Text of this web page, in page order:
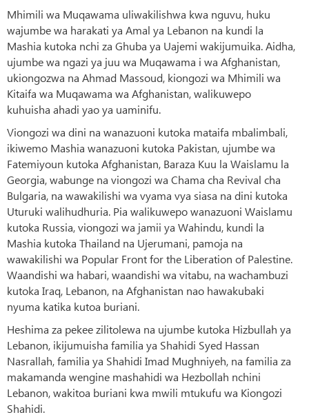
Mhimili wa Muqawama uliwakilishwa kwa nguvu, huku
wajumbe wa harakati ya Amal ya Lebanon na kundi la
Mashia kutoka nchi za Ghuba ya Uajemi wakijumuika. Aidha,
ujumbe wa ngazi ya juu wa Muqawama i wa Afghanistan,
ukiongozwa na Ahmad Massoud, kiongozi wa Mhimili wa
Kitaifa wa Muqawama wa Afghanistan, walikuwepo
kuhuisha ahadi yao ya uaminifu.
Viongozi wa dini na wanazuoni kutoka mataifa mbalimbali,
ikiwemo Mashia wanazuoni kutoka Pakistan, ujumbe wa
Fatemiyoun kutoka Afghanistan, Baraza Kuu la Waislamu la
Georgia, wabunge na viongozi wa Chama cha Revival cha
Bulgaria, na wawakilishi wa vyama vya siasa na dini kutoka
Uturuki walihudhuria. Pia walikuwepo wanazuoni Waislamu
kutoka Russia, viongozi wa jamii ya Wahindu, kundi la
Mashia kutoka Thailand na Ujerumani, pamoja na
wawakilishi wa Popular Front for the Liberation of Palestine.
Waandishi wa habari, waandishi wa vitabu, na wachambuzi
kutoka Iraq, Lebanon, na Afghanistan nao hawakubaki
nyuma katika kutoa buriani.
Heshima za pekee zilitolewa na ujumbe kutoka Hizbullah ya
Lebanon, ikijumuisha familia ya Shahidi Syed Hassan
Nasrallah, familia ya Shahidi Imad Mughniyeh, na familia za
makamanda wengine mashahidi wa Hezbollah nchini
Lebanon, wakitoa buriani kwa mwili mtukufu wa Kiongozi
Shahidi.